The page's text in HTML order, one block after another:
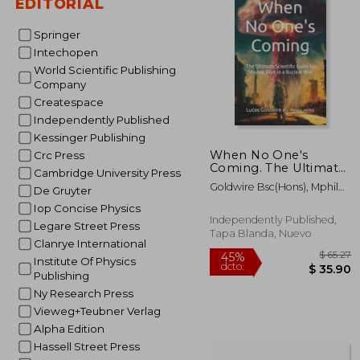
EDITORIAL
Springer
Intechopen
World Scientific Publishing
Company
Createspace
Independently Published
Kessinger Publishing
Crc Press
Cambridge University Press
De Gruyter
Iop Concise Physics
Legare Street Press
Clanrye International
Institute Of Physics
Publishing
Ny Research Press
Vieweg+Teubner Verlag
Alpha Edition
Hassell Street Press
45%
dcto.
When No One's
Coming. The Ultimate
Scientific Guide to
Staying Alive in a
Inglés)
Goldwire Bsc(hons), Mphil
Independently Published,
Tapa Blanda, Nuevo